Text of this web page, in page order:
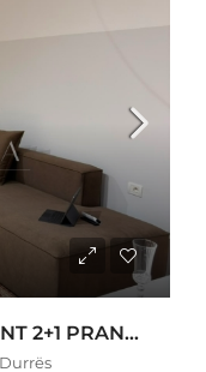
JEPET ME QIRA APARTAMENT 2+1 PRANË SHKOLLËS “KUSHTRIMI I LIRISË” – DURRËS